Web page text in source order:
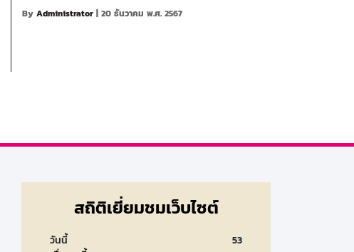
By Administrator | 20 ธันวาคม พ.ศ. 2567
สถิติเยี่ยมชมเว็บไซต์
วันนี้
53